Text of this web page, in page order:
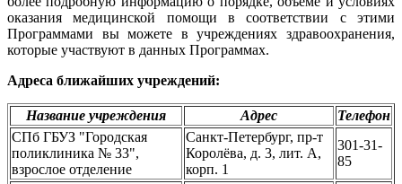
оказания медицинской помощи в соответствии с этими
Программами вы можете в учреждениях здравоохранения,
которые участвуют в данных Программах.
Адреса ближайших учреждений:
Название учреждения Адрес
Телефон
СПб ГБУЗ "Городская
поликлиника № 33",
взрослое отделение
Санкт-Петербург, пр-т
Королёва, д. 3, лит. А,
корп. 1
301-31-
85